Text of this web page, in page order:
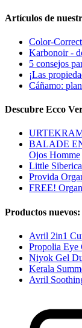
Artículos de
Color-
Karbonoir -
5 consejos
¡Las
Cáñamo:
Descubre Ecco
BALADE
Ojos Homme
Little
Provida
FREE!
Productos nuevos:
Avril 2in1
Propolia Eye
Niyok Gel
Kerala
Avril